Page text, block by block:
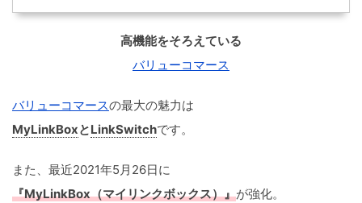
高機能をそろえている
バリューコマース
バリューコマースの最大の魅力は
MyLinkBoxとLinkSwitchです。
また、最近2021年5月26日に
『MyLinkBox（マイリンクボックス）』が強化。